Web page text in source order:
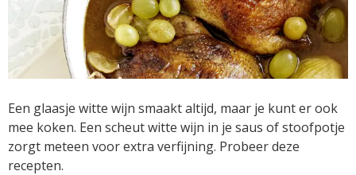
Een glaasje witte wijn smaakt altijd, maar je kunt er ook
mee koken. Een scheut witte wijn in je saus of stoofpotje
zorgt meteen voor extra verfijning. Probeer deze
recepten.